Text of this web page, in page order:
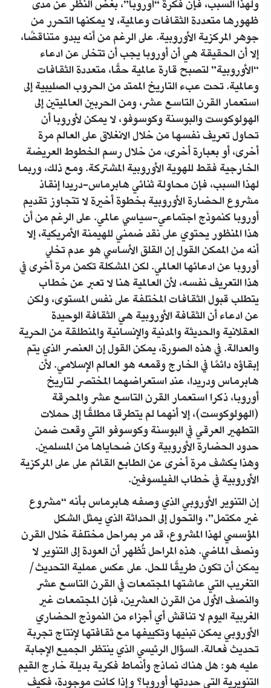
ولهذا السبب، فإن فكرة “أوروبا”، بغض النظر عن مدى
ظهورها متعددة الثقافات وعالمية، لا يمكنها التحرر من
جوهر المركزية الأوروبية. على الرغم من أنه يبدو متناقضًا،
إلا أن الحقيقة هي أن أوروبا يجب أن تتخلى عن ادعاء
“الأوروبية” لتصبح قارة عالمية حقًا، متعددة الثقافات
وعالمية. تحت عبء التاريخ الممتد من الحروب الصليبية إلى
استعمار القرن التاسع عشر، ومن الحربين العالميتين إلى
الهولوكوست والبوسنة وكوسوفو، لا يمكن لأوروبا أن
تحاول تعريف نفسها من خلال الانغلاق على العالم مرة
أخرى، أو بعبارة أخرى، من خلال رسم الخطوط العريضة
الخارجية فقط للهوية الأوروبية المشتركة. ومع ذلك، وربما
لهذا السبب، فإن محاولة ثنائي هابرماس-دريدا إنقاذ
مشروع الحضارة الأوروبية بخطوة أخيرة لا تتجاوز تقديم
أوروبا كنموذج اجتماعي-سياسي عالمي. على الرغم من أن
هذا المنظور يحتوي على نقد ضمني للهيمنة الأمريكية، إلا
أنه من الممكن القول إن القلق الأساسي هو عدم تخلي
أوروبا عن ادعائها العالمي. لكن المشكلة تكمن مرة أخرى في
هذا التعريف نفسه، لأن العالمية هنا لا تعبر عن خطاب
يتطلب قبول الثقافات المختلفة على نفس المستوى، ولكن
عن ادعاء أن الثقافة الأوروبية هي الثقافة الوحيدة
العقلانية والحديثة والمدنية والإنسانية والمنطلقة من الحرية
والعدالة. في هذه الصورة، يمكن القول إن العنصر الذي يتم
إبقاؤه دائمًا في الخارج وقمعه هو العالم الإسلامي. لأن
هابرماس ودريدا، عند استعراضهما المختصر لتاريخ
أوروبا، ذكرا استعمار القرن التاسع عشر والمحرقة
(الهولوكوست)، إلا أنهما لم يتطرقا مطلقًا إلى حملات
التطهير العرقي في البوسنة وكوسوفو التي وقعت ضمن
حدود الحضارة الأوروبية وكان ضحاياها من المسلمين.
وهذا يكشف مرة أخرى عن الطابع القائم على على المركزية
الأوروبية في خطاب الفيلسوفين.
إن التنوير الأوروبي الذي وصفه هابرماس بأنه “مشروع
غير مكتمل”، والتحول إلى الحداثة الذي يمثل الشكل
المؤسسي لهذا المشروع، قد مر بمراحل مختلفة خلال القرن
ونصف الماضي. هذه المراحل تُظهر أن العودة إلى التنوير لا
يمكن أن تكون طريقًا للحل. على عكس عملية التحديث/
التغريب التي عاشتها المجتمعات في القرن التاسع عشر
والنصف الأول من القرن العشرين، فإن المجتمعات غير
الغربية اليوم لا تناقش أي أجزاء من النموذج الحضاري
الأوروبي يمكن تبنيها وتكييفها مع ثقافتها لإنتاج تجربة
تحديث فعالة. السؤال الرئيسي الذي ينتظر الجميع الإجابة
عليه هو: هل هناك نماذج وأنماط فكرية بديلة خارج القيم
التنويرية التي حددتها أوروبا؟ وإذا كانت موجودة، فكيف